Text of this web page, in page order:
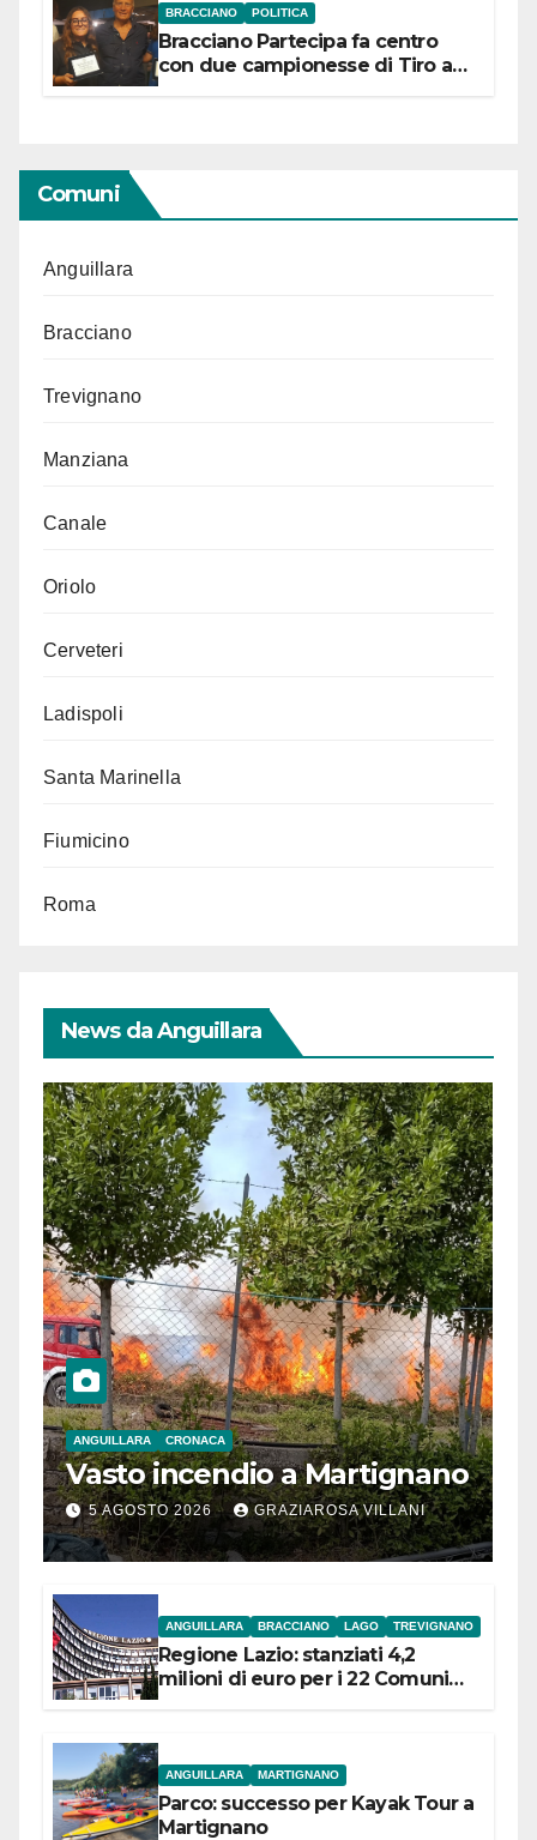
BRACCIANO POLITICA
Bracciano Partecipa fa centro
con due campionesse di Tiro a
Comuni
Anguillara
Bracciano
Trevignano
Manziana
Canale
Oriolo
Cerveteri
Ladispoli
Santa Marinella
Fiumicino
Roma
News da Anguillara
ANGUILLARA CRONACA
Vasto incendio a Martignano
5 AGOSTO 2026 GRAZIAROSA VILLANI
ANGUILLARA BRACCIANO LAGO TREVIGNANO
Regione Lazio: stanziati 4,2
milioni di euro per i 22 Comuni
ANGUILLARA MARTIGNANO
Parco: successo per Kayak Tour a
Martignano